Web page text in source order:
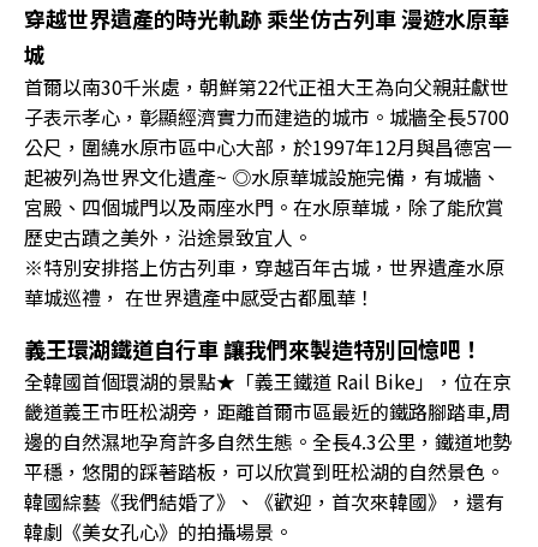
穿越世界遺產的時光軌跡 乘坐仿古列車 漫遊水原華
城
首爾以南30千米處，朝鮮第22代正祖大王為向父親莊獻世
子表示孝心，彰顯經濟實力而建造的城市。城牆全長5700
公尺，圍繞水原市區中心大部，於1997年12月與昌德宮一
起被列為世界文化遺產~ ◎水原華城設施完備，有城牆、
宮殿、四個城門以及兩座水門。在水原華城，除了能欣賞
歷史古蹟之美外，沿途景致宜人。
※特別安排搭上仿古列車，穿越百年古城，世界遺產水原
華城巡禮， 在世界遺產中感受古都風華！
義王環湖鐵道自行車 讓我們來製造特別回憶吧！
全韓國首個環湖的景點★「義王鐵道 Rail Bike」，位在京
畿道義王市旺松湖旁，距離首爾市區最近的鐵路腳踏車,周
邊的自然濕地孕育許多自然生態。全長4.3公里，鐵道地勢
平穩，悠閒的踩著踏板，可以欣賞到旺松湖的自然景色。
韓國綜藝《我們結婚了》、《歡迎，首次來韓國》，還有
韓劇《美女孔心》的拍攝場景。